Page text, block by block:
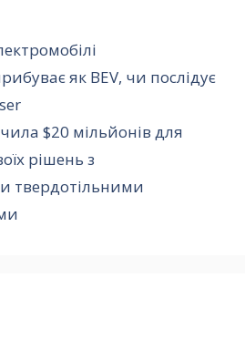
як BEV, чи послідує
$20 мільйонів для
рішень з
твердотільними